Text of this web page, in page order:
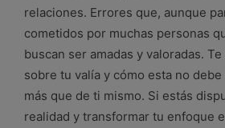
relaciones. Errores que, aunque
cometidos por muchas personas
buscan ser amadas y valoradas.
sobre tu valía y cómo esta no
más que de ti mismo. Si estás
realidad y transformar tu enfoque